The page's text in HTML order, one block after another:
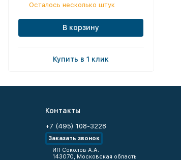
Осталось несколько штук
В корзину
Купить в 1 клик
Контакты
+7 (495) 108-3228
Заказать звонок
ИП Соколов А.А.
143070, Московская область